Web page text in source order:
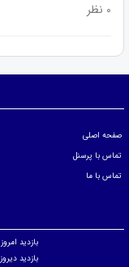
0 نظر
صفحه اصلی
تماس با پرسنل
تماس با ما
بازدید امروز
بازدید دیروز